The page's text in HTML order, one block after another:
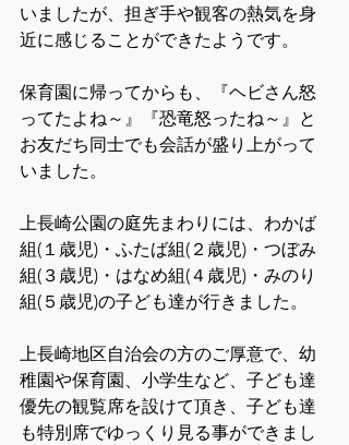
いましたが、担ぎ手や観客の熱気を身
近に感じることができたようです。
保育園に帰ってからも、『ヘビさん怒
ってたよね～』『恐竜怒ったね～』と
お友だち同士でも会話が盛り上がって
いました。
上長崎公園の庭先まわりには、わかば
組(１歳児)・ふたば組(２歳児)・つぼみ
組(３歳児)・はなめ組(４歳児)・みのり
組(５歳児)の子ども達が行きました。
上長崎地区自治会の方のご厚意で、幼
稚園や保育園、小学生など、子ども達
優先の観覧席を設けて頂き、子ども達
も特別席でゆっくり見る事ができまし